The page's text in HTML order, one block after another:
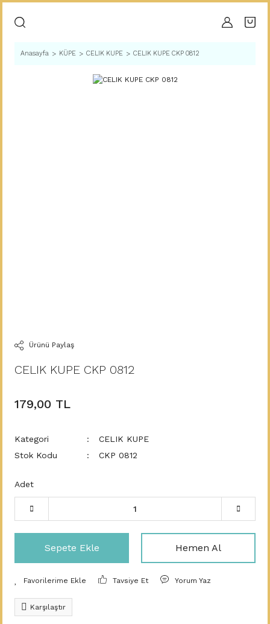
Anasayfa KÜPE CELIK KUPE CELIK KUPE CKP 0812
Ürünü Paylaş
CELIK KUPE CKP 0812
179,00 TL
Kategori
CELIK KUPE
Stok Kodu
CKP 0812
Adet
Sepete Ekle Hemen Al
Tavsiye Et Yorum Yaz
Karşılaştır